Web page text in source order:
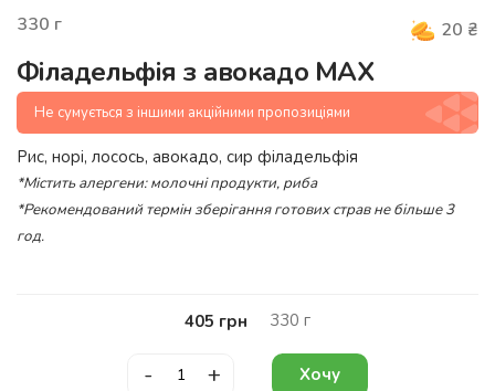
330 г 20 ₴
Філадельфія з авокадо MAX
Не сумується з іншими акційними пропозиціями
Рис, норі, лосось, авокадо, сир філадельфія
*Містить алергени: молочні продукти, риба
*Рекомендований термін зберігання готових страв не більше 3
год.
405 грн 330 г
- + Хочу